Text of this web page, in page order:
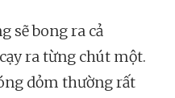
sẽ bong ra cả
ra từng chút một.
dỏm thường rất